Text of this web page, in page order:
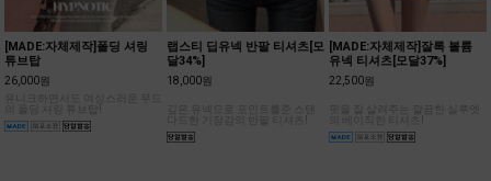
[MADE:자체제작]폴딩 셔링
튜브탑
26,000원
의 폴딩 셔링 튜브탑!
랩스티 딥유넥 반팔 티셔츠[모
달34%]
18,000원
다드한 기장감의 반팔 티셔츠!
[MADE:자체제작]잘록 볼륨
유넥 티셔츠[모달37%]
22,500원
핏을 잘 살려주는 깔끔한 실루엣
의 베이직한 티셔츠!